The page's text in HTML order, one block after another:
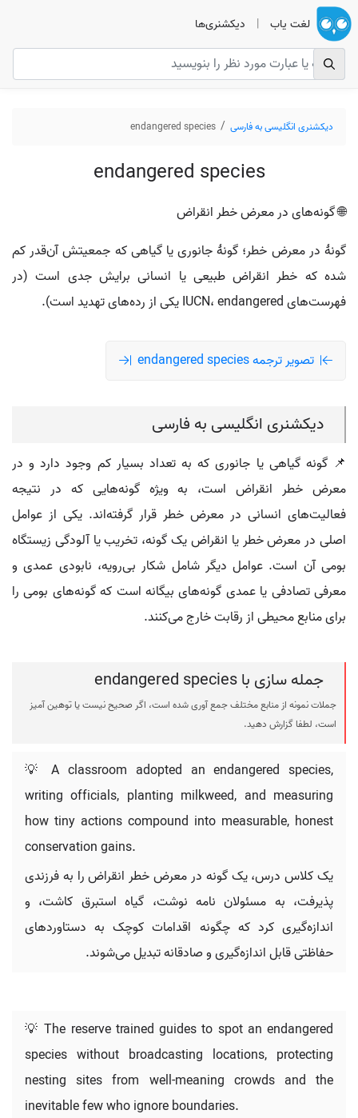
لغت یاب | دیکشنری‌ها
دیکشنری انگلیسی به فارسی endangered species
endangered species
🌐 گونه‌های در معرض خطر انقراض
گونهٔ در معرض خطر؛ گونهٔ جانوری یا گیاهی که جمعیتش آن‌قدر کم
شده که خطر انقراض طبیعی یا انسانی برایش جدی است (در
فهرست‌های IUCN، endangered یکی از رده‌های تهدید است).
تصویر ترجمه endangered species
دیکشنری انگلیسی به فارسی
📌 گونه گیاهی یا جانوری که به تعداد بسیار کم وجود دارد و در
معرض خطر انقراض است، به ویژه گونه‌هایی که در نتیجه
فعالیت‌های انسانی در معرض خطر قرار گرفته‌اند. یکی از عوامل
اصلی در معرض خطر یا انقراض یک گونه، تخریب یا آلودگی زیستگاه
بومی آن است. عوامل دیگر شامل شکار بی‌رویه، نابودی عمدی و
معرفی تصادفی یا عمدی گونه‌های بیگانه است که گونه‌های بومی را
برای منابع محیطی از رقابت خارج می‌کنند.
جمله سازی با endangered species
جملات نمونه از منابع مختلف جمع آوری شده است، اگر صحیح نیست یا توهین آمیز
است، لطفا گزارش دهید.
💡 A classroom adopted an endangered species,
writing officials, planting milkweed, and measuring
how tiny actions compound into measurable, honest
conservation gains.
یک کلاس درس، یک گونه در معرض خطر انقراض را به فرزندی
پذیرفت، به مسئولان نامه نوشت، گیاه استبرق کاشت، و
اندازه‌گیری کرد که چگونه اقدامات کوچک به دستاوردهای
حفاظتی قابل اندازه‌گیری و صادقانه تبدیل می‌شوند.
💡 The reserve trained guides to spot an endangered
species without broadcasting locations, protecting
nesting sites from well-meaning crowds and the
inevitable few who ignore boundaries.